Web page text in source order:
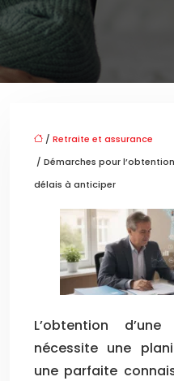
/ Retraite et assurance
/ Démarches pour
délais à anticiper
L’obtention
nécessite une
une parfaite